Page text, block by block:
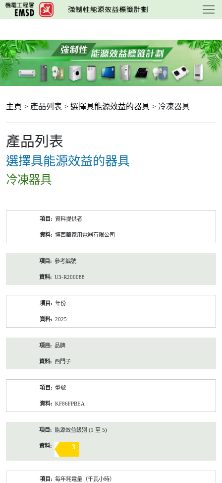
跳
至
要
內
容
主頁 > 產品列表 > 選擇具能源效益的器具 > 冷凍器具
產品列表
選擇具能源效益的器具
冷凍器具
資料提供者
博西華家用電器有限公司
參考編號
U3-R200088
年份
2025
品牌
西門子
型號
KF86FPBEA
能源效益級別 (1 至 5)
3
每年耗電量（千瓦小時）